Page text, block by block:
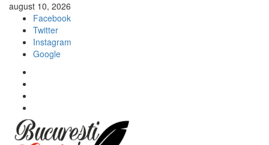
Sari
conținut
august 10, 2026
Facebook
Twitter
Instagram
Google